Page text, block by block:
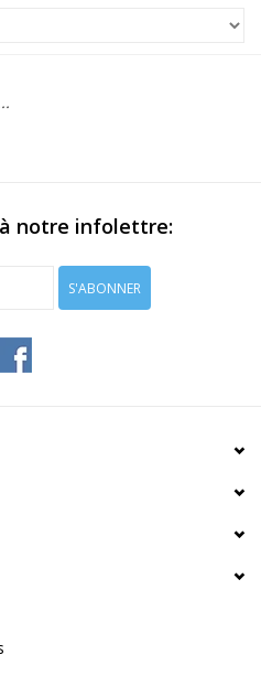
notre infolettre:
S'ABONNER